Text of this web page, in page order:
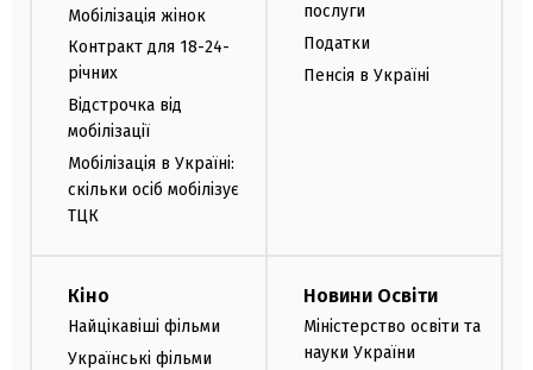
Мобілізація жінок
Контракт для 18-24-
річних
Відстрочка від
мобілізації
Мобілізація в Україні:
скільки осіб мобілізує
ТЦК
послуги
Податки
Пенсія в Україні
Кіно
Найцікавіші фільми
Українські фільми
Новини Освіти
Міністерство освіти та
науки України